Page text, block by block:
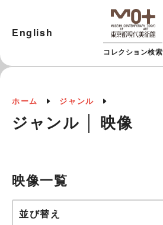
コレクション検索
English
ホーム ジャンル
ジャンル │ 映像
映像一覧
並び替え